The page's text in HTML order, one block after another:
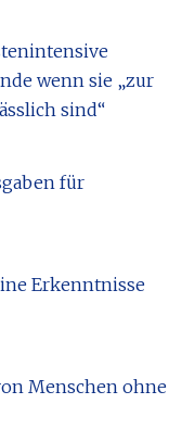
wenn sie „zur
sind“
für
Erkenntnisse
Menschen ohne